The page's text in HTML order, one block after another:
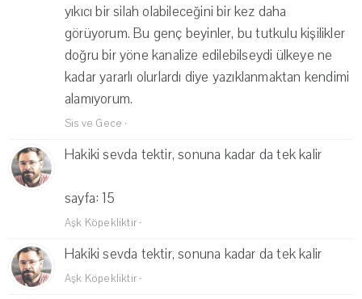
yıkıcı bir silah olabileceğini bir kez daha
görüyorum. Bu genç beyinler, bu tutkulu kişilikler
doğru bir yöne kanalize edilebilseydi ülkeye ne
kadar yararlı olurlardı diye yazıklanmaktan kendimi
alamıyorum.
Sis ve Gece ·
Hakiki sevda tektir, sonuna kadar da tek kalir
sayfa: 15
Aşk Köpekliktir ·
Hakiki sevda tektir, sonuna kadar da tek kalir
Aşk Köpekliktir ·